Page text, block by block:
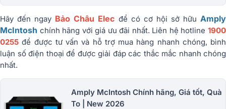
ngay qua bài viết sau đây.
Hãy đến ngay Bảo Châu Elec để có cơ hội sở hữuAmply
McIntosh chính hãng với giá ưu đãi nhất. Liên hệ hotline 1900
0255 để được tư vấn và hỗ trợ mua hàng nhanh chóng, bình
luận số điện thoại để được giải đáp các thắc mắc nhanh chóng
nhất.
Amply McIntosh Chính hãng, Giá tốt, Quà
To | New 2026